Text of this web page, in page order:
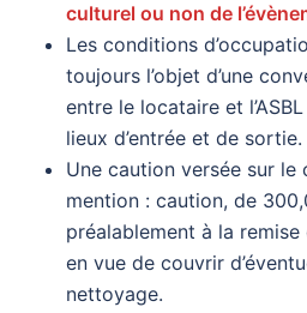
culturel ou non de
Les conditions
toujours l’objet d’une
entre le locataire et
lieux d’entrée et de sortie.
Une caution versée sur le
mention : caution, de
préalablement à la
en vue de couvrir
nettoyage.